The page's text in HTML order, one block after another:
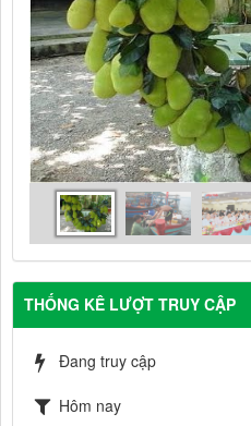
THỐNG KÊ LƯỢT TRUY CẬP
Đang truy cập
Hôm nay